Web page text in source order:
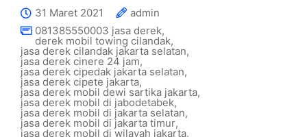
31 Maret 2021
admin
081385550003 jasa derek,
derek mobil towing cilandak,
jasa derek cilandak jakarta selatan,
jasa derek cinere 24 jam,
jasa derek cipedak jakarta selatan,
jasa derek cipete jakarta,
jasa derek mobil dewi sartika jakarta,
jasa derek mobil di jabodetabek,
jasa derek mobil di jakarta selatan,
jasa derek mobil di jakarta timur,
jasa derek mobil di wilayah jakarta,